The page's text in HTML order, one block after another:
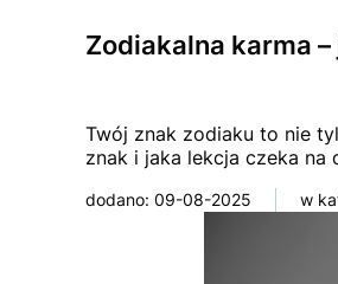
Zodiakalna karma
Twój znak zodiaku to nie
znak i jaka lekcja czeka na
dodano: 09-08-2025 w